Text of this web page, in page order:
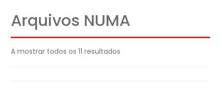
Arquivos NUMA
A mostrar todos os 11 resultados